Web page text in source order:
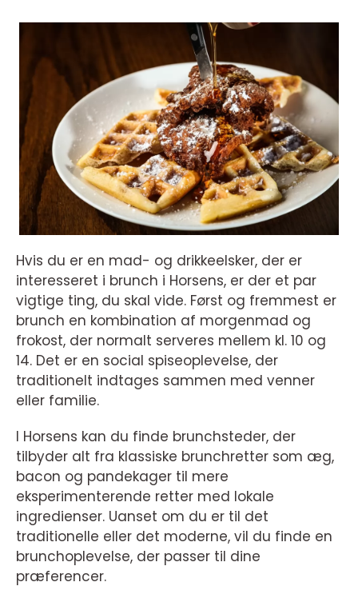
Hvis du er en mad- og drikkeelsker, der er
interesseret i brunch i Horsens, er der et par
vigtige ting, du skal vide. Først og fremmest er
brunch en kombination af morgenmad og
frokost, der normalt serveres mellem kl. 10 og
14. Det er en social spiseoplevelse, der
traditionelt indtages sammen med venner
eller familie.
I Horsens kan du finde brunchsteder, der
tilbyder alt fra klassiske brunchretter som æg,
bacon og pandekager til mere
eksperimenterende retter med lokale
ingredienser. Uanset om du er til det
traditionelle eller det moderne, vil du finde en
brunchoplevelse, der passer til dine
præferencer.